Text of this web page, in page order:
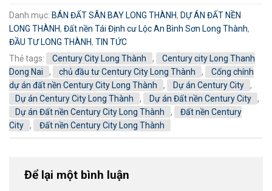
Danh mục: BÁN ĐẤT SÂN BAY LONG THÀNH, DỰ ÁN ĐẤT NỀN
LONG THÀNH, Đất nền Tái Định cư Lộc An Bình Sơn Long Thành,
ĐẦU TƯ LONG THÀNH, TIN TỨC
Thẻ tags:
Century City Long Thành ,
Century city Long Thanh
Dong Nai
, chủ đầu tư Century City Long Thành ,
Cổng chính
dự án đất nền Century City Long Thành
, Dự án Century City
,
Dự án Century City Long Thành
, Dự án Đất nền Century City
,
Dự án Đất nền Century City Long Thành
,
Đất nền Century
City
, Đất nền Century City Long Thành
Để lại một bình luận